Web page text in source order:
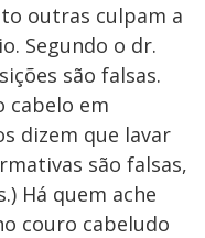
outras culpam a
Segundo o dr.
são falsas.
cabelo em
dizem que lavar
são falsas,
Há quem ache
couro cabeludo